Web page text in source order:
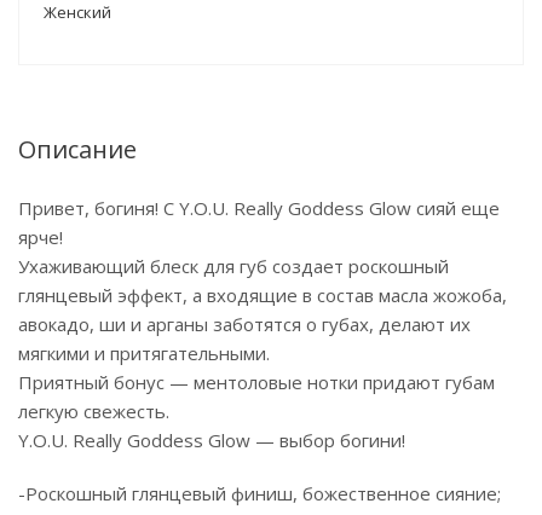
Женский
Описание
Привет, богиня! С Y.O.U. Really Goddess Glow сияй еще
ярче!
Ухаживающий блеск для губ создает роскошный
глянцевый эффект, а входящие в состав масла жожоба,
авокадо, ши и арганы заботятся о губах, делают их
мягкими и притягательными.
Приятный бонус — ментоловые нотки придают губам
легкую свежесть.
Y.O.U. Really Goddess Glow — выбор богини!
-Роскошный глянцевый финиш, божественное сияние;